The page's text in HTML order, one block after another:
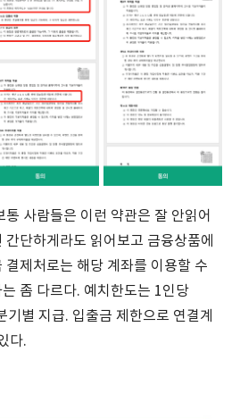
사람들은 이런 약관은 잘 안읽어
단하게라도 읽어보고 금융상품에
결제처로는 해당 계좌를 이용할 수
좀 다르다. 예치한도는 1인당
별 지급. 입출금 제한으로 연결계
다.